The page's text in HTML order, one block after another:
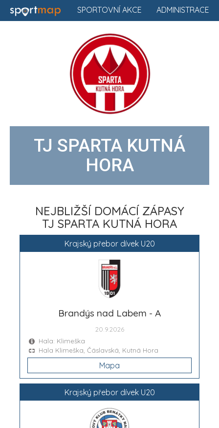
ADMINISTRACE
SPORTOVNÍ AKCE
TJ SPARTA KUTNÁ
HORA
NEJBLIŽŠÍ DOMÁCÍ ZÁPASY
TJ SPARTA KUTNÁ HORA
Krajský přebor dívek U20
Brandýs nad Labem - A
20.9.2026
Hala: Klimeška
Hala Klimeška, Čáslavská, Kutná Hora
Mapa
Krajský přebor dívek U20